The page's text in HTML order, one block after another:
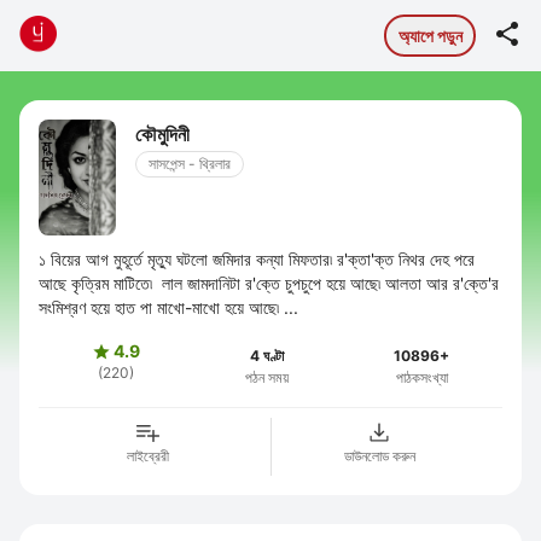
অ্যাপে পড়ুন 
কৌমুদিনী
সাসপেন্স - থ্রিলার
১ বিয়ের আগ মুহূর্তে মৃত্যু ঘটলো জমিদার কন্যা মিফতার৷ র'ক্তা'ক্ত নিথর দেহ পরে
আছে কৃত্রিম মাটিতে৷ লাল জামদানিটা র'ক্তে চুপচুপে হয়ে আছে৷ আলতা আর র'ক্তে'র
সংমিশ্রণ হয়ে হাত পা মাখো-মাখো হয়ে আছে৷ ...
4.9
(220)
4 ঘণ্টা
পঠন সময়
10896+
পাঠকসংখ্যা
লাইব্রেরী ডাউনলোড করুন